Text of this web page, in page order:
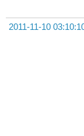
2011-11-10